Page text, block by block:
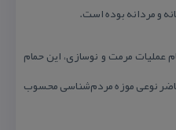
و مردانه بوده است.
انجام عملیات مرمت و نوسازی، این حمام
حاضر نوعی موزه مردم‌شناسی محسوب